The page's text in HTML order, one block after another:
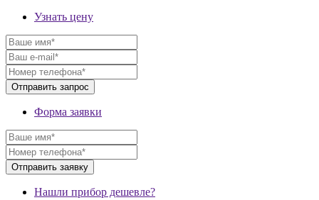
Узнать цену
Форма заявки
Нашли прибор дешевле?